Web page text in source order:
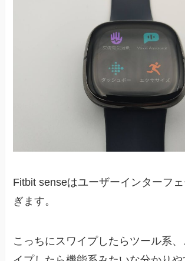
Fitbit senseはユーザーインターフ
ぎます。
こっちにスワイプしたらツール系